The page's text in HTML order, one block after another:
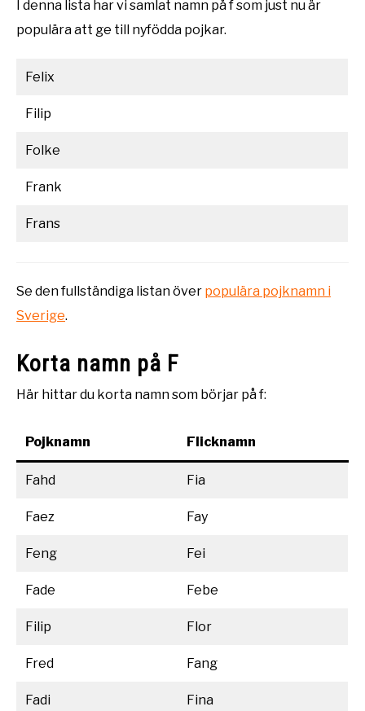
I denna lista har vi samlat namn på f som just nu är
populära att ge till nyfödda pojkar.
Felix
Filip
Folke
Frank
Frans
Se den fullständiga listan över populära pojknamn i
Sverige.
Korta namn på F
Här hittar du korta namn som börjar på f:
Pojknamn Flicknamn
Fahd Fia
Faez Fay
Feng Fei
Fade Febe
Filip Flor
Fred Fang
Fadi Fina